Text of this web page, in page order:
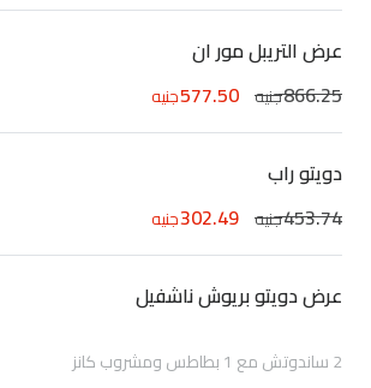
عرض التريبل مور ان
866.25جنيه 577.50جنيه
دويتو راب
453.74جنيه 302.49جنيه
عرض دويتو بريوش ناشفيل
2 ساندوتش مع 1 بطاطس ومشروب كانز